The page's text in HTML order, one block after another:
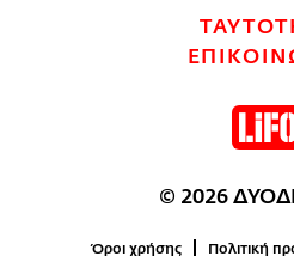
© 2026
Όροι χρήσης Πολιτική